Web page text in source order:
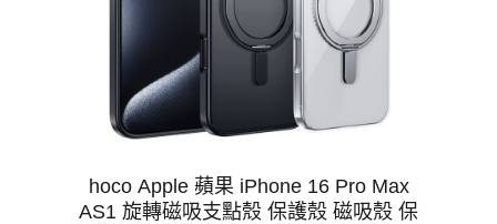
hoco Apple 蘋果 iPhone 16 Pro Max
AS1 旋轉磁吸支點殼 保護殼 磁吸殼 保